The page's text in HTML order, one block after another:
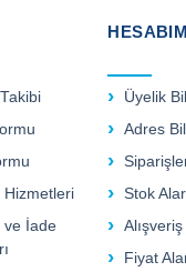
Hizmetleri
ve İade
HESABIM
Üyelik
Adres
Stok
Fiyat